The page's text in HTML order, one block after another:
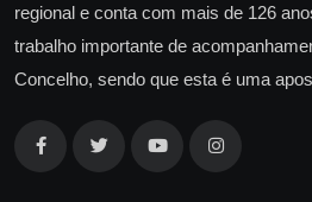
regional e conta com mais de 126
trabalho importante de
Concelho, sendo que esta é uma